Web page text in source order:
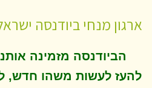
ארגון מנחי ביודנסה
הביודנסה מזמינה
להעז לעשות משהו חדש,